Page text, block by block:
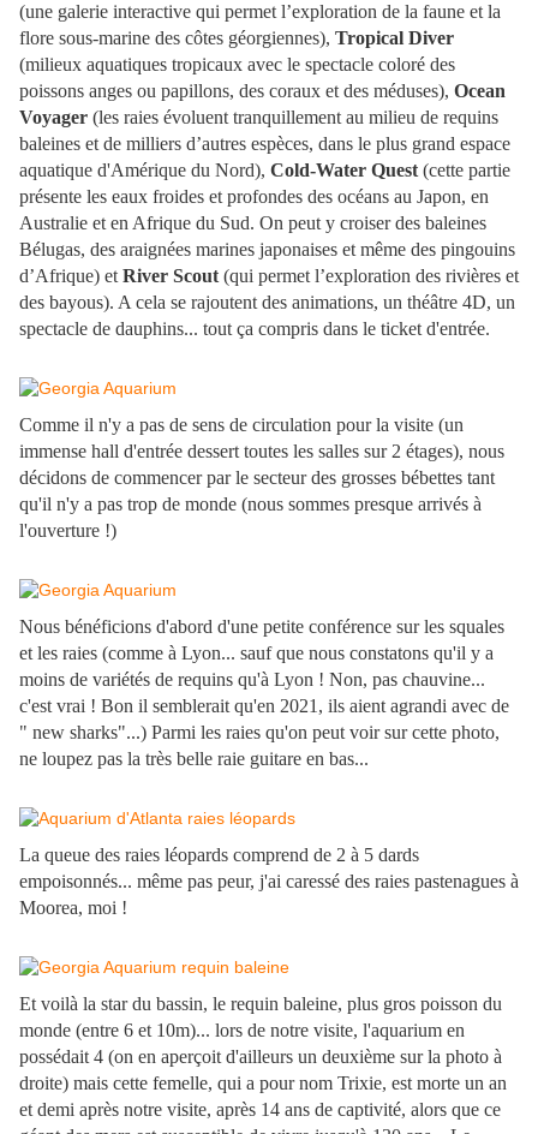
(une galerie interactive qui permet l’exploration de la faune et la
flore sous-marine des côtes géorgiennes), Tropical Diver
(milieux aquatiques tropicaux avec le spectacle coloré des
poissons anges ou papillons, des coraux et des méduses), Ocean
Voyager (les raies évoluent tranquillement au milieu de requins
baleines et de milliers d’autres espèces, dans le plus grand espace
aquatique d'Amérique du Nord), Cold-Water Quest (cette partie
présente les eaux froides et profondes des océans au Japon, en
Australie et en Afrique du Sud. On peut y croiser des baleines
Bélugas, des araignées marines japonaises et même des pingouins
d’Afrique) et River Scout (qui permet l’exploration des rivières et
des bayous). A cela se rajoutent des animations, un théâtre 4D, un
spectacle de dauphins... tout ça compris dans le ticket d'entrée.
Comme il n'y a pas de sens de circulation pour la visite (un
immense hall d'entrée dessert toutes les salles sur 2 étages), nous
décidons de commencer par le secteur des grosses bébettes tant
qu'il n'y a pas trop de monde (nous sommes presque arrivés à
l'ouverture !)
Nous bénéficions d'abord d'une petite conférence sur les squales
et les raies (comme à Lyon... sauf que nous constatons qu'il y a
moins de variétés de requins qu'à Lyon ! Non, pas chauvine...
c'est vrai ! Bon il semblerait qu'en 2021, ils aient agrandi avec de
" new sharks"...) Parmi les raies qu'on peut voir sur cette photo,
ne loupez pas la très belle raie guitare en bas...
La queue des raies léopards comprend de 2 à 5 dards
empoisonnés... même pas peur, j'ai caressé des raies pastenagues à
Moorea, moi !
Et voilà la star du bassin, le requin baleine, plus gros poisson du
monde (entre 6 et 10m)... lors de notre visite, l'aquarium en
possédait 4 (on en aperçoit d'ailleurs un deuxième sur la photo à
droite) mais cette femelle, qui a pour nom Trixie, est morte un an
et demi après notre visite, après 14 ans de captivité, alors que ce